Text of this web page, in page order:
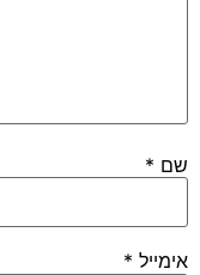
שם *
אימייל *